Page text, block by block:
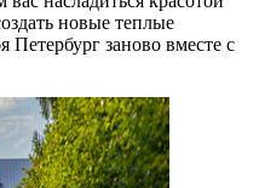
новые теплые
Петербург заново вместе с